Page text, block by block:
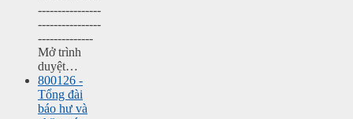
----------------
----------------
--------------
Mở trình
duyệt…
800126 -
Tổng đài
báo hư và